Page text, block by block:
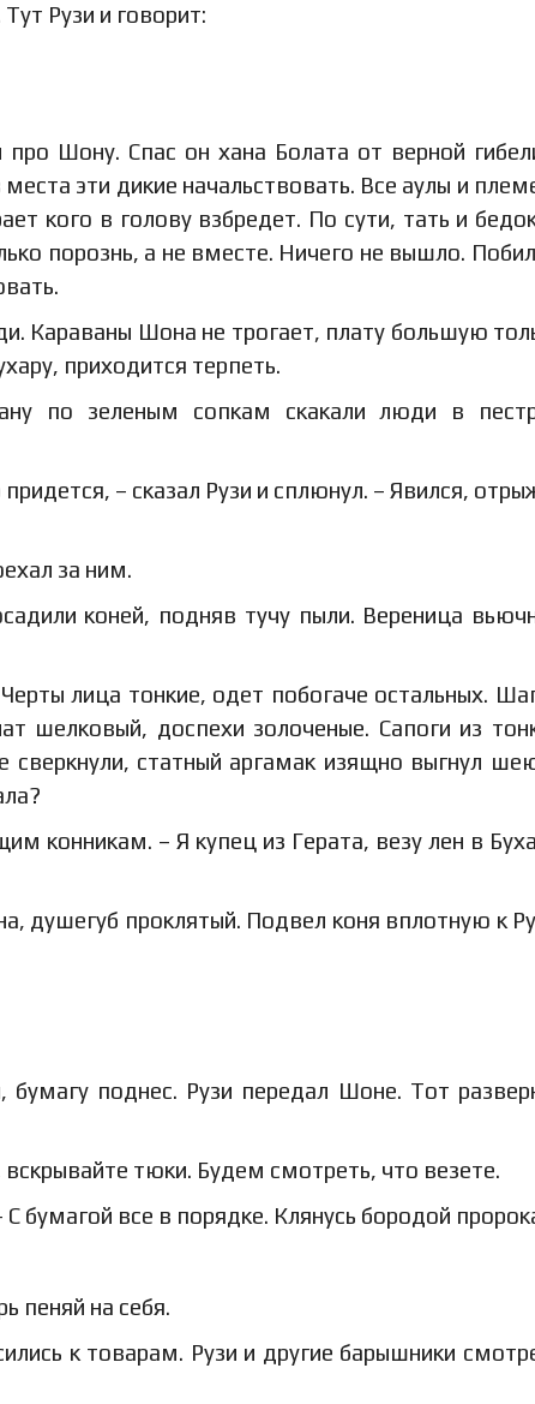
Рузи и говорит:
про Шону. Спас он хана Болата от верной
эти дикие начальствовать. Все аулы и
кого в голову взбредет. По сути, тать и
порознь, а не вместе. Ничего не вышло.
Караваны Шона не трогает, плату большую
приходится терпеть.
по зеленым сопкам скакали люди в
– сказал Рузи и сплюнул. – Явился,
за ним.
коней, подняв тучу пыли. Вереница
лица тонкие, одет побогаче остальных.
шелковый, доспехи золоченые. Сапоги из
статный аргамак изящно выгнул
конникам. – Я купец из Герата, везу лен в
душегуб проклятый. Подвел коня вплотную к
поднес. Рузи передал Шоне. Тот
тюки. Будем смотреть, что везете.
бумагой все в порядке. Клянусь бородой
пеняй на себя.
к товарам. Рузи и другие барышники